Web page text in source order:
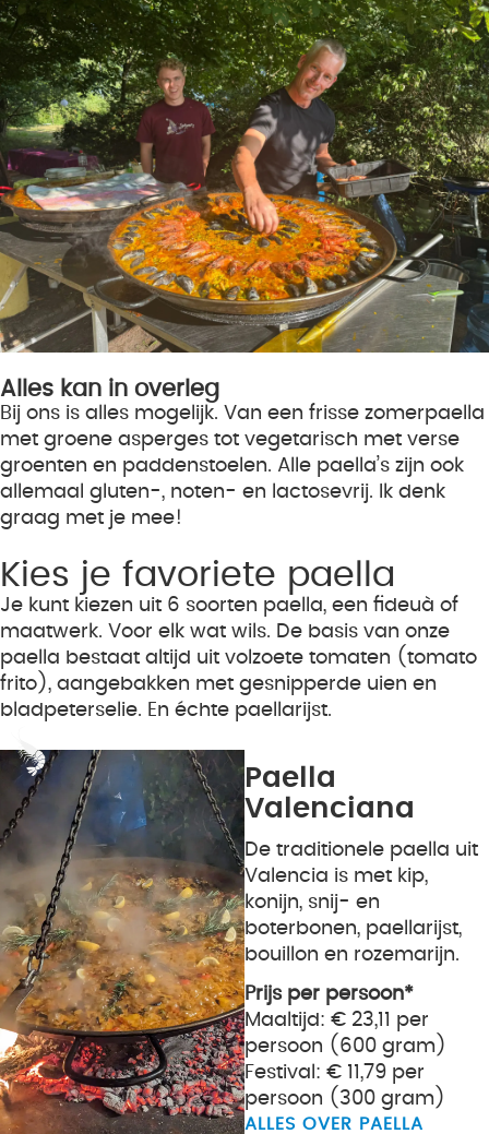
Alles kan in overleg
Bij ons is alles mogelijk. Van een frisse zomerpaella
met groene asperges tot vegetarisch met verse
groenten en paddenstoelen. Alle paella’s zijn ook
allemaal gluten-, noten- en lactosevrij. Ik denk
graag met je mee!
Kies je favoriete paella
Je kunt kiezen uit 6 soorten paella, een fideuà of
maatwerk. Voor elk wat wils. De basis van onze
paella bestaat altijd uit volzoete tomaten (tomato
frito), aangebakken met gesnipperde uien en
bladpeterselie. En échte paellarijst.
Paella
Valenciana
De traditionele paella uit
Valencia is met kip,
konijn, snij- en
boterbonen, paellarijst,
bouillon en rozemarijn.
Prijs per persoon*
Maaltijd: € 23,11 per
persoon (600 gram)
Festival: € 11,79 per
persoon (300 gram)
ALLES OVER PAELLA